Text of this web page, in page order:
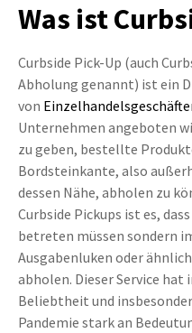
Was ist
Curbside Pick-Up (auch
Abholung genannt) ist ein
von
Unternehmen angeboten
zu geben, bestellte
Bordsteinkante, also
dessen Nähe, abholen zu
Curbside Pickups ist es,
betreten müssen sondern
Ausgabenluken oder
abholen. Dieser Service
Beliebtheit und
Pandemie stark an